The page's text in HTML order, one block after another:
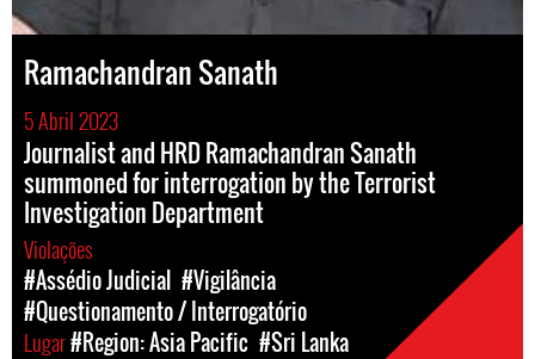
Ramachandran Sanath
5 Abril 2023
Journalist and HRD Ramachandran Sanath
summoned for interrogation by the Terrorist
Investigation Department
Violações
#Assédio Judicial #Vigilância
#Questionamento / Interrogatório
Lugar#Region: Asia Pacific #Sri Lanka